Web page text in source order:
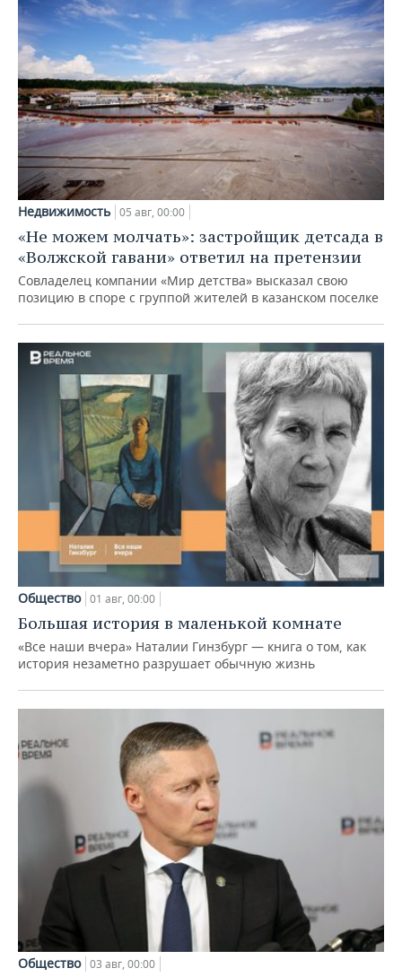
Недвижимость 05 авг, 00:00
«Не можем молчать»: застройщик детсада в
«Волжской гавани» ответил на претензии
Совладелец компании «Мир детства» высказал свою
позицию в споре с группой жителей в казанском поселке
Общество 01 авг, 00:00
Большая история в маленькой комнате
«Все наши вчера» Наталии Гинзбург — книга о том, как
история незаметно разрушает обычную жизнь
Общество 03 авг, 00:00